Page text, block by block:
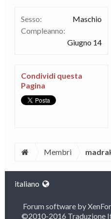
Sesso:
Maschio
Compleanno:
Giugno 14
Condividi questa
Pagina
Membri
italiano
Forum software by
©2010-2016 Traduzione